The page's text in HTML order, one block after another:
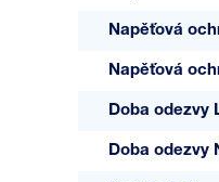
Napěťová
Napěťová
Doba odezvy
Doba odezvy